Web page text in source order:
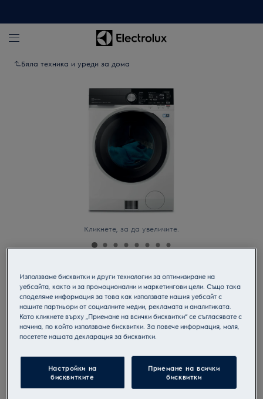
Бяла техника и уреди за дома
Кликнете, за да увеличите.
EW9W161BC
Пералня със сушилня
Инструкциите за безопасност и предупрежденията за
безопасност съгласно регламент на ЕС 2023/988 са
Използваме бисквитки и други технологии за оптимизиране на
уебсайта, както и за промоционални и маркетингови цели. Също така
споделяме информация за това как използвате нашия уебсайт с
нашите партньори от социалните медии, рекламата и аналитиката.
Като кликнете върху „Приемане на всички бисквитки“ се съгласявате с
начина, по който използваме бисквитки. За повече информация, моля,
посетете нашата декларация за бисквитки.
Настройки на
бисквитките
Приемане на всички
бисквитки